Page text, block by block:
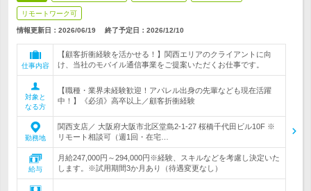
リモートワーク可
情報更新日：2026/06/19 終了予定日： 2026/12/10
仕事内容
【顧客折衝経験を活かせる！】関西エリアのクライアントに向
け、当社のモバイル通信事業をご提案いただくお仕事です。
対象と
なる方
【職種・業界未経験歓迎！アパレル出身の先輩なども現在活躍
中！】《必須》高卒以上／顧客折衝経験
勤務地
関西支店／ 大阪府大阪市北区堂島2‐1‐27 桜橋千代田ビル10F ※
リモート相談可（週1回・在宅…
給与
月給247,000円～294,000円※経験、スキルなどを考慮し決定いた
します。※試用期間3か月あり（待遇変更なし）